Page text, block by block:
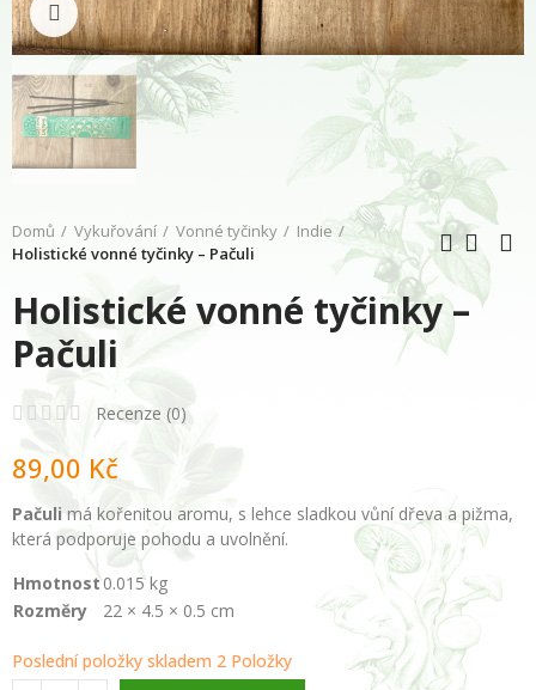
Klikněte pro zvětšení
Domů Vykuřování Vonné tyčinky
Indie
Holistické vonné tyčinky – Pačuli
Holistické vonné tyčinky –
Pačuli
Recenze (0)
89,00 Kč
Pačuli má kořenitou aromu, s lehce sladkou vůní dřeva a pižma,
která podporuje pohodu a uvolnění.
Hmotnost 0.015 kg
Rozměry
22 × 4.5 × 0.5 cm
Poslední položky skladem 2 Položky